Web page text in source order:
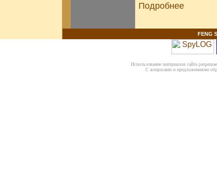
Подробнее
FENG
Использование материалов сайта
С вопросами и предложениями